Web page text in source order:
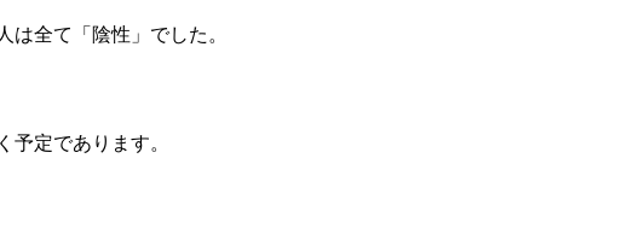
全て「陰性」でした。
定であります。